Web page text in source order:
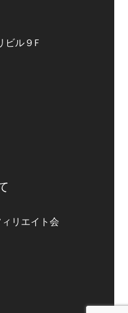
ビル９F
リエイト会